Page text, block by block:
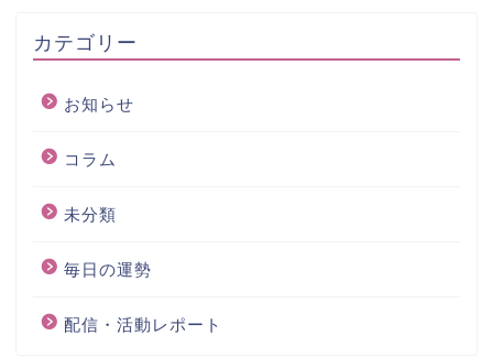
カテゴリー
お知らせ
コラム
未分類
毎日の運勢
配信・活動レポート